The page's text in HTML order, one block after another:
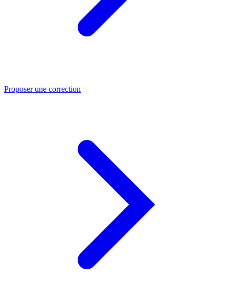
Proposer une correction